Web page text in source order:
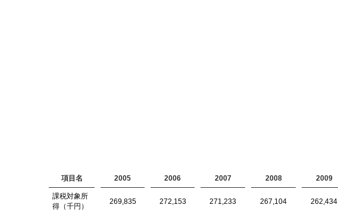
項目名 2005 2006 2007 2008 2009
課税対象所
得（千円）
269,835 272,153 271,233 267,104 262,434